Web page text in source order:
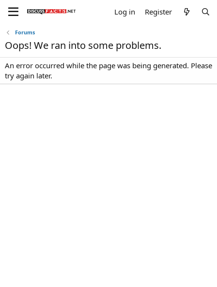
Log in Register
Forums
Oops! We ran into some problems.
An error occurred while the page was being generated. Please
try again later.